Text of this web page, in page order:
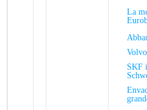
La
SKF